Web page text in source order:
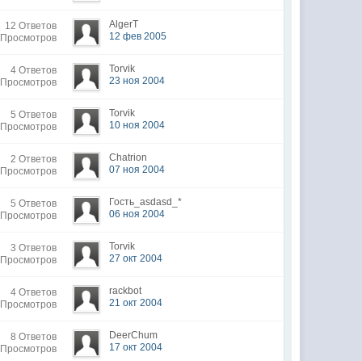
12 Ответов
AlgerT
12 фев 2005
4 Ответов
Torvik
23 ноя 2004
5 Ответов
Torvik
10 ноя 2004
2 Ответов
Chatrion
07 ноя 2004
5 Ответов
Гость_asdasd_*
06 ноя 2004
3 Ответов
Torvik
27 окт 2004
4 Ответов
rackbot
21 окт 2004
8 Ответов
DeerChum
17 окт 2004